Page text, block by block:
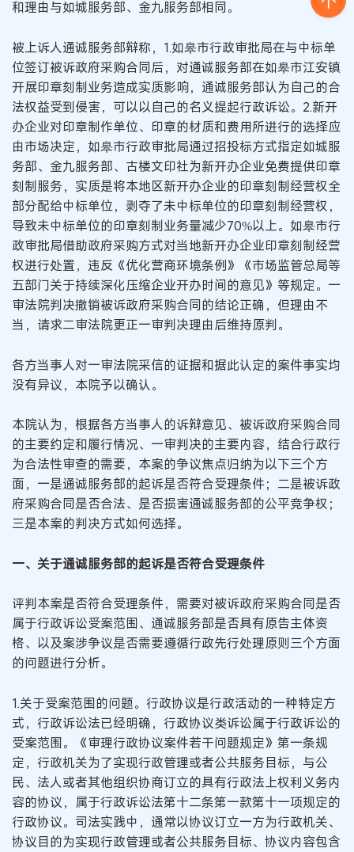
和理由与如城服务部、金九服务部相同。
被上诉人通诚服务部辩称，1.如皋市行政审批局在与中标单
位签订被诉政府采购合同后，对通诚服务部在如皋市江安镇
开展印章刻制业务造成实质影响，通诚服务部认为自己的合
法权益受到侵害，可以以自己的名义提起行政诉讼。2.新开
办企业对印章制作单位、印章的材质和费用所进行的选择应
由市场决定，如皋市行政审批局通过招投标方式指定如城服
务部、金九服务部、古楼文印社为新开办企业免费提供印章
刻制服务，实质是将本地区新开办企业的印章刻制经营权全
部分配给中标单位，剥夺了未中标单位的印章刻制经营权，
导致未中标单位的印章刻制业务量减少70%以上。如皋市行
政审批局借助政府采购方式对当地新开办企业印章刻制经营
权进行处置，违反《优化营商环境条例》《市场监管总局等
五部门关于持续深化压缩企业开办时间的意见》等规定。一
审法院判决撤销被诉政府采购合同的结论正确，但理由不
当，请求二审法院更正一审判决理由后维持原判。
各方当事人对一审法院采信的证据和据此认定的案件事实均
没有异议，本院予以确认。
本院认为，根据各方当事人的诉辩意见、被诉政府采购合同
的主要约定和履行情况、一审判决的主要内容，结合行政行
为合法性审查的需要，本案的争议焦点归纳为以下三个方
面，一是通诚服务部的起诉是否符合受理条件；二是被诉政
府采购合同是否合法、是否损害通诚服务部的公平竞争权；
三是本案的判决方式如何选择。
一、关于通诚服务部的起诉是否符合受理条件
评判本案是否符合受理条件，需要对被诉政府采购合同是否
属于行政诉讼受案范围、通诚服务部是否具有原告主体资
格、以及案涉争议是否需要遵循行政先行处理原则三个方面
的问题进行分析。
1.关于受案范围的问题。行政协议是行政活动的一种特定方
式，行政诉讼法已经明确，行政协议类诉讼属于行政诉讼的
受案范围。《审理行政协议案件若干问题规定》第一条规
定，行政机关为了实现行政管理或者公共服务目标，与公
民、法人或者其他组织协商订立的具有行政法上权利义务内
容的协议，属于行政诉讼法第十二条第一款第十一项规定的
行政协议。司法实践中，通常以协议订立一方为行政机关、
协议目的为实现行政管理或者公共服务目标、协议内容包含